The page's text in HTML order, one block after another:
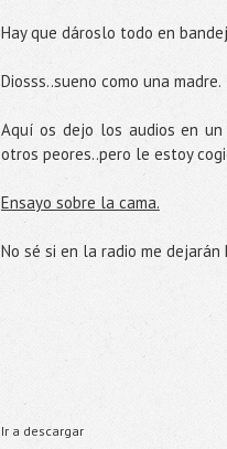
Hay que dároslo todo en
Diosss..sueno como una madre.
Aquí os dejo los audios en
otros peores..pero le estoy
Ensayo sobre la cama.
No sé si en la radio me
Ir a descargar